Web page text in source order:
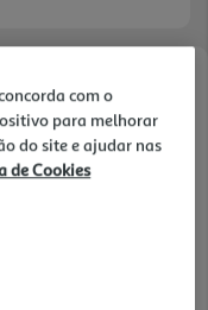
com o
para melhorar
do site e ajudar nas
de Cookies